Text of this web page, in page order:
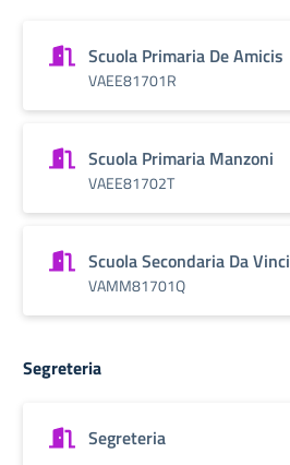
Scuola Primaria De Amicis
VAEE81701R
Scuola Primaria Manzoni
VAEE81702T
Scuola Secondaria Da Vinci
VAMM81701Q
Segreteria
Segreteria